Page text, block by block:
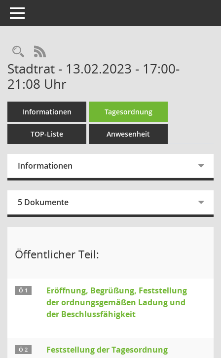
Toggle navigation
Rechercheauswahl
RSS-Feed
Stadtrat - 13.02.2023 - 17:00-
21:08 Uhr
Informationen Tagesordnung
TOP-Liste Anwesenheit
Informationen
5 Dokumente
Öffentlicher Teil:
Ö 1
Eröffnung, Begrüßung, Feststellung
der ordnungsgemäßen Ladung und
der Beschlussfähigkeit
Ö 2 Feststellung der Tagesordnung